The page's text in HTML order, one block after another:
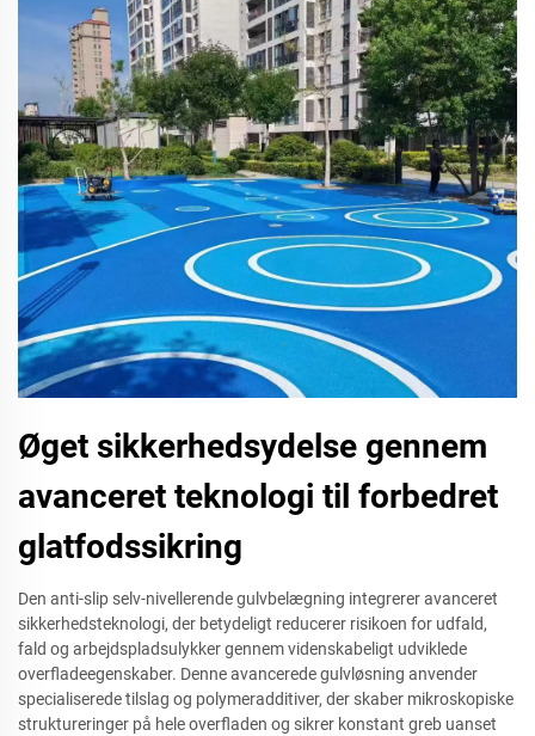
Øget sikkerhedsydelse gennem
avanceret teknologi til forbedret
glatfodssikring
Den anti-slip selv-nivellerende gulvbelægning integrerer avanceret
sikkerhedsteknologi, der betydeligt reducerer risikoen for udfald,
fald og arbejdspladsulykker gennem videnskabeligt udviklede
overfladeegenskaber. Denne avancerede gulvløsning anvender
specialiserede tilslag og polymeradditiver, der skaber mikroskopiske
struktureringer på hele overfladen og sikrer konstant greb uanset